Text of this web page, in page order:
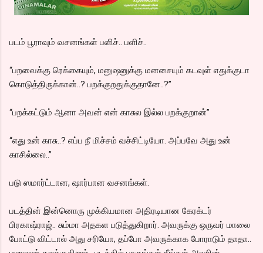
படம் பூராவும் வசனங்கள் பளிச்.. பளிச்..
“பறவைக்கு ரெக்கையும், மனுஷனுக்கு மனசையும் கடவுள் எதுக்குடா
கொடுத்திருக்கான்..? பறக்குறதுக்குதானே..?”
“பறக்கட்டும் ஆனா அவன் என் காசுல இல்ல பறக்குறான்”
“எது உன் காசு..? எப்ப நீ மிச்சம் வச்சிட்டியோ. அப்பவே அது உன்
காசில்லை..”
படு ஸமார்ட்டான, ஷார்பான வசனங்கள்.
படத்தின் இன்னொரு முக்கியமான அதிரடியான கேரக்டர்
பிரகாஷ்ராஜ்.. சும்மா அதகள படுத்துகிறார். அவருக்கு ஒருவர் மாலை
போட்டு விட்டால் அது சரியோ, தப்போ அவருக்காக போராடும் தாதா..